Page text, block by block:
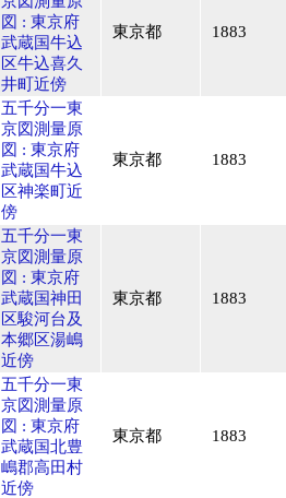
図 : 東京府
武蔵国牛込
区牛込喜久
井町近傍
東京都 1883
五千分一東
京図測量原
図 : 東京府
武蔵国牛込
区神楽町近
傍
東京都 1883
五千分一東
京図測量原
図 : 東京府
武蔵国神田
区駿河台及
本郷区湯嶋
近傍
東京都 1883
五千分一東
京図測量原
図 : 東京府
武蔵国北豊
嶋郡高田村
近傍
東京都 1883